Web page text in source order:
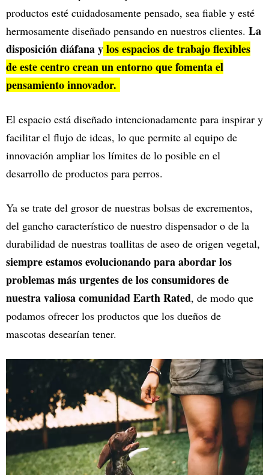
productos esté cuidadosamente pensado, sea fiable y esté
hermosamente diseñado pensando en nuestros clientes. La
disposición diáfana ylos espacios de trabajo flexibles
de este centro crean un entorno que fomenta el
pensamiento innovador.
El espacio está diseñado intencionadamente para inspirar y
facilitar el flujo de ideas, lo que permite al equipo de
innovación ampliar los límites de lo posible en el
desarrollo de productos para perros.
Ya se trate del grosor de nuestras bolsas de excrementos,
del gancho característico de nuestro dispensador o de la
durabilidad de nuestras toallitas de aseo de origen vegetal,
siempre estamos evolucionando para abordar los
problemas más urgentes de los consumidores de
nuestra valiosa comunidad Earth Rated, de modo que
podamos ofrecer los productos que los dueños de
mascotas desearían tener.